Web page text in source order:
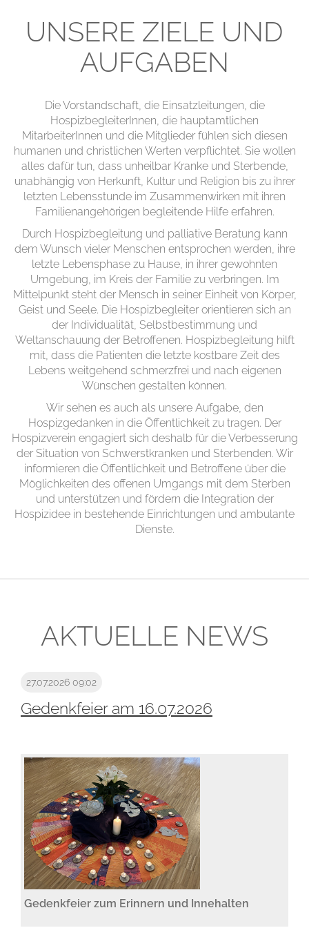
UNSERE ZIELE UND
AUFGABEN
Die Vorstandschaft, die Einsatzleitungen, die
HospizbegleiterInnen, die hauptamtlichen
MitarbeiterInnen und die Mitglieder fühlen sich diesen
humanen und christlichen Werten verpflichtet. Sie wollen
alles dafür tun, dass unheilbar Kranke und Sterbende,
unabhängig von Herkunft, Kultur und Religion bis zu ihrer
letzten Lebensstunde im Zusammenwirken mit ihren
Familienangehörigen begleitende Hilfe erfahren.
Durch Hospizbegleitung und palliative Beratung kann
dem Wunsch vieler Menschen entsprochen werden, ihre
letzte Lebensphase zu Hause, in ihrer gewohnten
Umgebung, im Kreis der Familie zu verbringen. Im
Mittelpunkt steht der Mensch in seiner Einheit von Körper,
Geist und Seele. Die Hospizbegleiter orientieren sich an
der Individualität, Selbstbestimmung und
Weltanschauung der Betroffenen. Hospizbegleitung hilft
mit, dass die Patienten die letzte kostbare Zeit des
Lebens weitgehend schmerzfrei und nach eigenen
Wünschen gestalten können.
Wir sehen es auch als unsere Aufgabe, den
Hospizgedanken in die Öffentlichkeit zu tragen. Der
Hospizverein engagiert sich deshalb für die Verbesserung
der Situation von Schwerstkranken und Sterbenden. Wir
informieren die Öffentlichkeit und Betroffene über die
Möglichkeiten des offenen Umgangs mit dem Sterben
und unterstützen und fördern die Integration der
Hospizidee in bestehende Einrichtungen und ambulante
Dienste.
AKTUELLE NEWS
27.07.2026 09:02
Gedenkfeier am 16.07.2026
Gedenkfeier zum Erinnern und Innehalten